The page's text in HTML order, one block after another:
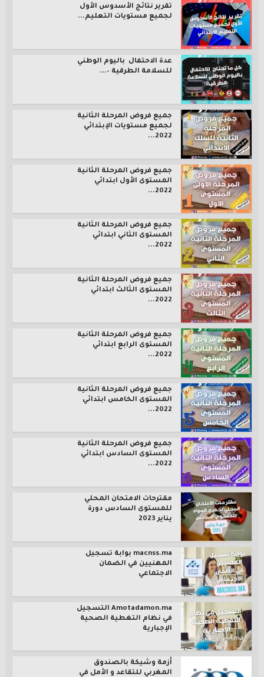
تقرير نتائج الأسدوس الأول
لجميع مستويات التعليم...
عدة الاحتفال باليوم الوطني
للسلامة الطرقية –...
جميع فروض المرحلة الثانية
لجميع مستويات الإبتدائي
2022...
جميع فروض المرحلة الثانية
المستوى الأول ابتدائي
2022...
جميع فروض المرحلة الثانية
المستوى الثاني ابتدائي
2022...
جميع فروض المرحلة الثانية
المستوى الثالث ابتدائي
2022...
جميع فروض المرحلة الثانية
المستوى الرابع ابتدائي
2022...
جميع فروض المرحلة الثانية
المستوى الخامس ابتدائي
2022...
جميع فروض المرحلة الثانية
المستوى السادس ابتدائي
2022...
مقترحات الامتحان المحلي
للمستوى السادس دورة
يناير 2023
macnss.ma بوابة تسجيل
المهنيين في الضمان
الاجتماعي
Amotadamon.ma التسجيل
في نظام التغطية الصحية
الإجبارية
أزمة وشيكة بالصندوق
المغربي للتقاعد و الأمل في